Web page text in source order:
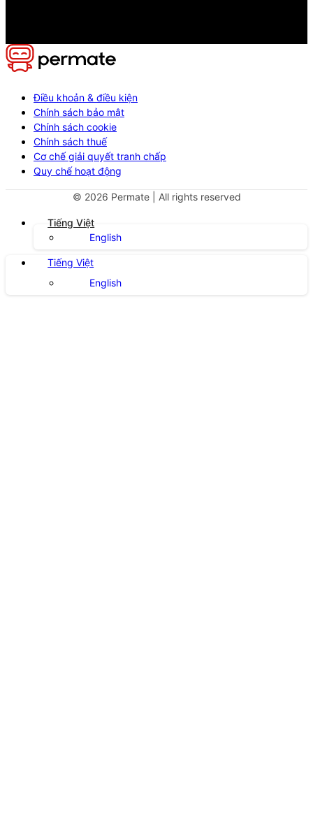
Điều khoản & điều kiện
Chính sách bảo mật
Chính sách cookie
Chính sách thuế
Cơ chế giải quyết tranh chấp
Quy chế hoạt động
© 2026 Permate | All rights reserved
Tiếng Việt
English
Tiếng Việt
English